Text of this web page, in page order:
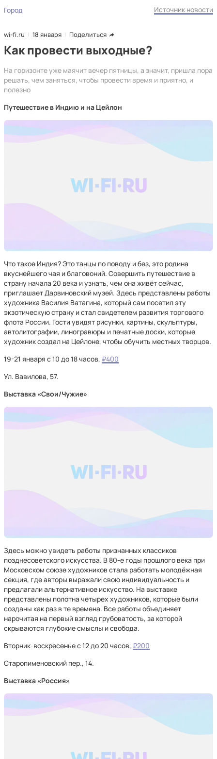
Город Источник новости
wi-fi.ru 18 января Поделиться
Как провести выходные?
На горизонте уже маячит вечер пятницы, а значит, пришла пора
решать, чем заняться, чтобы провести время и приятно, и
полезно
Путешествие в Индию и на Цейлон
Что такое Индия? Это танцы по поводу и без, это родина
вкуснейшего чая и благовоний. Совершить путешествие в
страну начала 20 века и узнать, чем она живёт сейчас,
приглашает Дарвиновский музей. Здесь представлены работы
художника Василия Ватагина, который сам посетил эту
экзотическую страну и стал свидетелем развития торгового
флота России. Гости увидят рисунки, картины, скульптуры,
автолитографии, линогравюры и печатные доски, которые
художник создал на Цейлоне, чтобы обучить местных творцов.
19-21 января с 10 до 18 часов, ₽400
Ул. Вавилова, 57.
Выставка «Свои/Чужие»
Здесь можно увидеть работы признанных классиков
позднесоветского искусства. В 80-е годы прошлого века при
Московском союзе художников стала работать молодёжная
секция, где авторы выражали свою индивидуальность и
предлагали альтернативное искусство. На выставке
представлены полотна четырех художников, которые были
созданы как раз в те времена. Все работы объединяет
нарочитая на первый взгляд грубоватость, за которой
скрываются глубокие смыслы и свобода.
Вторник-воскресенье с 12 до 20 часов, ₽200
Старопименовский пер., 14.
Выставка «Россия»